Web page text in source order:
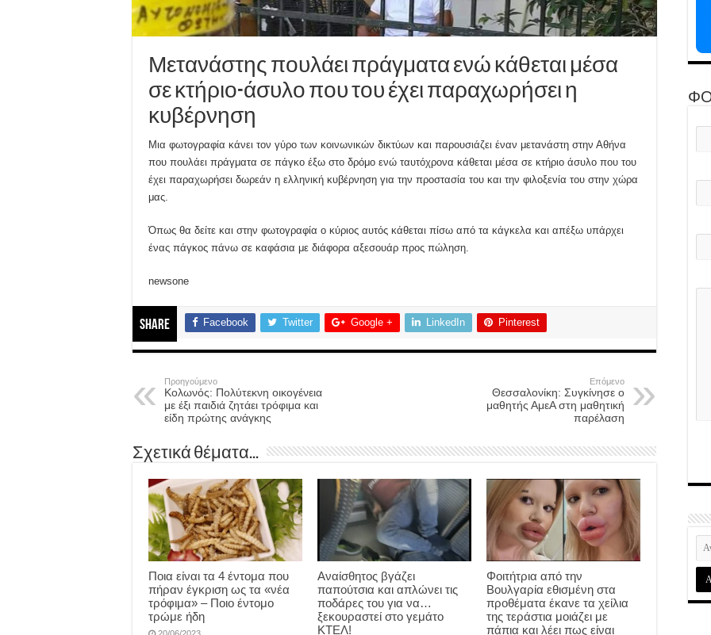
Μετανάστης πουλάει πράγματα ενώ κάθεται μέσα
σε κτήριο-άσυλο που του έχει παραχωρήσει η
κυβέρνηση
Μια φωτογραφία κάνει τον γύρο των κοινωνικών δικτύων και παρουσιάζει έναν μετανάστη στην Αθήνα
που πουλάει πράγματα σε πάγκο έξω στο δρόμο ενώ ταυτόχρονα κάθεται μέσα σε κτήριο άσυλο που του
έχει παραχωρήσει δωρεάν η ελληνική κυβέρνηση για την προστασία του και την φιλοξενία του στην χώρα
μας.
Όπως θα δείτε και στην φωτογραφία ο κύριος αυτός κάθεται πίσω από τα κάγκελα και απέξω υπάρχει
ένας πάγκος πάνω σε καφάσια με διάφορα αξεσουάρ προς πώληση.
newsone
Share Facebook Twitter Google + LinkedIn Pinterest
Προηγούμενο
Κολωνός: Πολύτεκνη οικογένεια
με έξι παιδιά ζητάει τρόφιμα και
είδη πρώτης ανάγκης
Επόμενο
Θεσσαλονίκη: Συγκίνησε ο
μαθητής ΑμεΑ στη μαθητική
παρέλαση
Σχετικά θέματα...
Ποια είναι τα 4 έντομα που
πήραν έγκριση ως τα «νέα
τρόφιμα» – Ποιο έντομο
τρώμε ήδη
Αναίσθητος βγάζει
παπούτσια και απλώνει τις
ποδάρες του για να…
ξεκουραστεί στο γεμάτο
ΚΤΕΛ!
Φοιτήτρια από την
Βουλγαρία εθισμένη στα
προθέματα έκανε τα χείλια
της τεράστια μοιάζει με
πάπια και λέει πως είναι